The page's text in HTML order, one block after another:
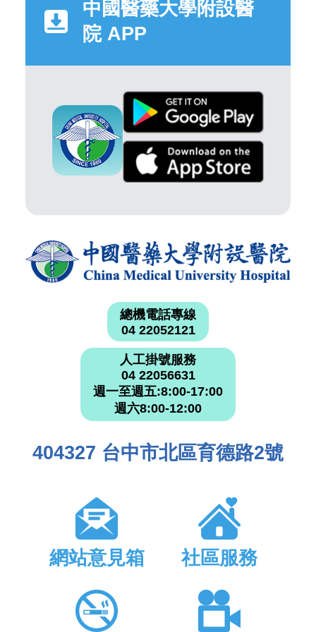
中國醫藥大學附設醫
院 APP
總機電話專線
04 22052121
人工掛號服務
04 22056631
週一至週五:8:00-17:00
週六8:00-12:00
404327 台中市北區育德路2號
網站意見箱 社區服務